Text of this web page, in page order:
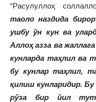
“Расулуллоҳ
таоло наздида
ушбу ўн кун ва
Аллоҳ азза ва
кунларда таҳлил ва
бу кунлар таҳлил,
қилиш кунларидир. Бу
рўза бир йил